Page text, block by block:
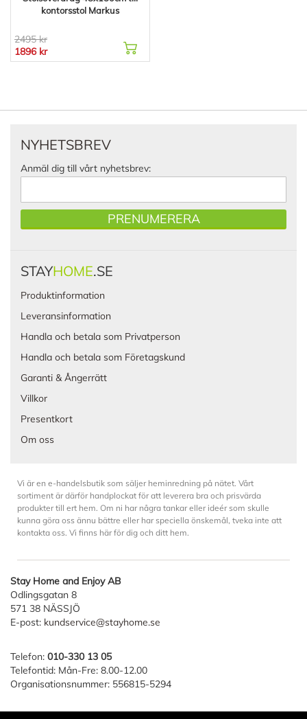
kontorsstol Markus
2495 kr
1896 kr
NYHETSBREV
Anmäl dig till vårt nyhetsbrev:
PRENUMERERA
STAYHOME.SE
Produktinformation
Leveransinformation
Handla och betala som Privatperson
Handla och betala som Företagskund
Garanti & Ångerrätt
Villkor
Presentkort
Om oss
Vi är en e-handelsbutik som säljer heminredning på nätet. Vårt
sortiment är därför handplockat för att leverera bra och prisvärda
produkter till ert hem. Om ni har några tankar eller ideér som skulle
kunna göra oss ännu bättre eller har speciella önskemål, tveka inte att
kontakta oss. Vi finns här för dig och ditt hem.
Stay Home and Enjoy AB
Odlingsgatan 8
571 38 NÄSSJÖ
E-post: kundservice@stayhome.se
Telefon: 010-330 13 05
Telefontid: Mån-Fre: 8.00-12.00
Organisationsnummer: 556815-5294